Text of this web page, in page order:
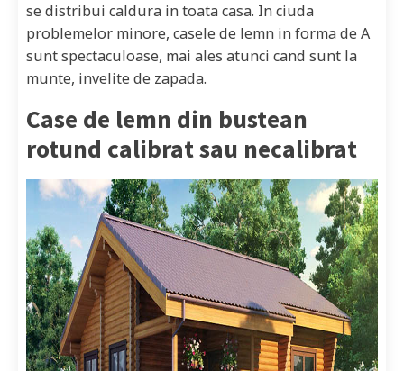
se distribui caldura in toata casa. In ciuda
problemelor minore, casele de lemn in forma de A
sunt spectaculoase, mai ales atunci cand sunt la
munte, invelite de zapada.
Case de lemn din bustean
rotund calibrat sau necalibrat